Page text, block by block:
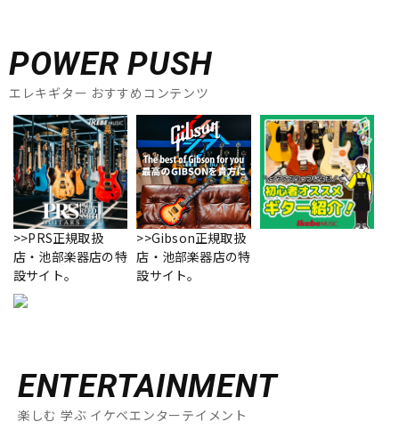
POWER PUSH
エレキギター おすすめコンテンツ
>>PRS正規取扱
店・池部楽器店の特
設サイト。
>>Gibson正規取扱
店・池部楽器店の特
設サイト。
ENTERTAINMENT
楽しむ 学ぶ イケベエンターテイメント